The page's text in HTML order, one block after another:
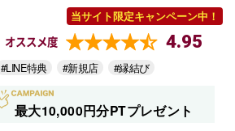
当サイト限定キャンペーン中！
オススメ度 4.95
#LINE特典 #新規店 #縁結び
最大10,000円分PTプレゼント